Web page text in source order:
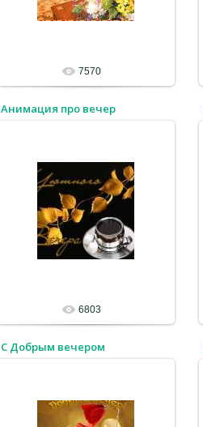
7570
Анимация про вечер
6803
С Добрым вечером